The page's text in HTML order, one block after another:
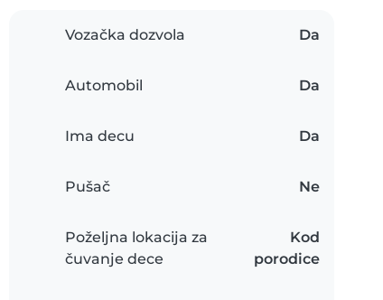
Vozačka dozvola Da
Automobil Da
Ima decu Da
Pušač Ne
Poželjna lokacija za
čuvanje dece
Kod
porodice